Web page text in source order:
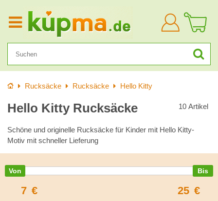
Anmelden
StartseiteRucksäcke Rucksäcke Hello Kitty
Hello Kitty Rucksäcke 10 Artikel
Schöne und originelle Rucksäcke für Kinder mit Hello Kitty-
Motiv mit schneller Lieferung
7 € 25 €